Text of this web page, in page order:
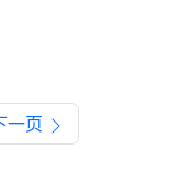
一页